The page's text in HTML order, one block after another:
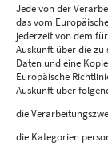
Jede von der
das vom
jederzeit von dem
Auskunft über die zu
Daten und eine
Europäische
Auskunft über
die
die Kategorien